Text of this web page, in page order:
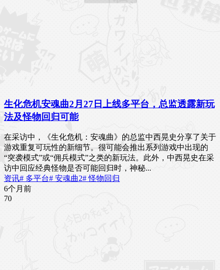
生化危机安魂曲2月27日上线多平台，总监透露新玩
法及怪物回归可能
在采访中，《生化危机：安魂曲》的总监中西晃史分享了关于
游戏重复可玩性的新细节。很可能会推出系列游戏中出现的
“突袭模式”或“佣兵模式”之类的新玩法。此外，中西晃史在采
访中回应经典怪物是否可能回归时，神秘...
资讯# 多平台# 安魂曲2# 怪物回归
6个月前
70